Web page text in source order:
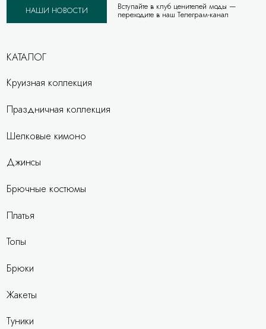
КАТАЛОГ
Круизная коллекция
Праздничная коллекция
Шелковые кимоно
Джинсы
Брючные костюмы
Платья
Топы
Брюки
Жакеты
Туники
НАШИ НОВОСТИ Вступайте в клуб ценителей моды —
переходите в наш Телеграм-канал